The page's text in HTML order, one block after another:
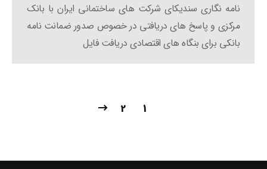
نامه نگاری سندیکای شرکت های ساختمانی ایران با بانک
مرکزی و پاسخ های دریافتی در خصوص صدور ضمانت نامه
بانکی برای بنگاه های اقتصادی دریافت فایل
1
2